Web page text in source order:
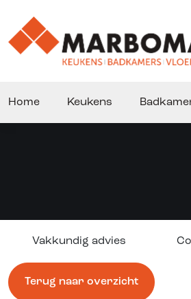
Home Keukens
Vakkundig advies
Terug naar overzicht